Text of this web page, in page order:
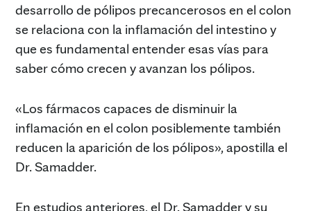
desarrollo de pólipos precancerosos en el colon
se relaciona con la inflamación del intestino y
que es fundamental entender esas vías para
saber cómo crecen y avanzan los pólipos.
«Los fármacos capaces de disminuir la
inflamación en el colon posiblemente también
reducen la aparición de los pólipos», apostilla el
Dr. Samadder.
En estudios anteriores, el Dr. Samadder y su